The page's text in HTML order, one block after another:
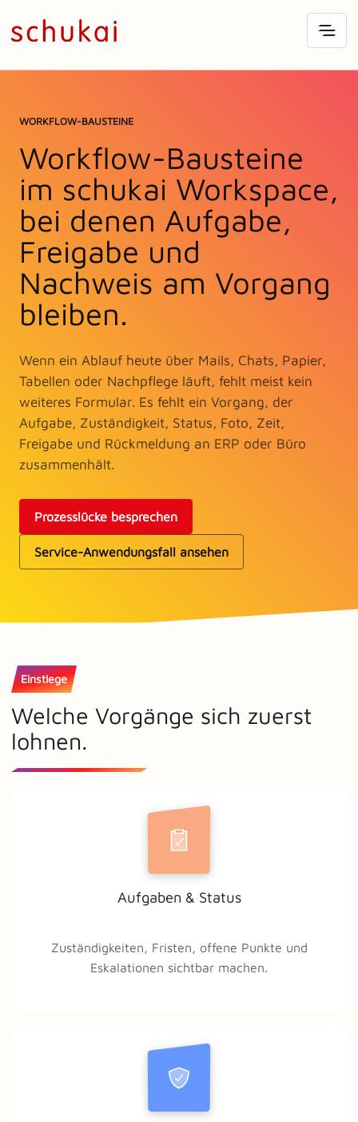
WORKFLOW-BAUSTEINE
Workflow-Bausteine
im schukai Workspace,
bei denen Aufgabe,
Freigabe und
Nachweis am Vorgang
bleiben.
Wenn ein Ablauf heute über Mails, Chats, Papier,
Tabellen oder Nachpflege läuft, fehlt meist kein
weiteres Formular. Es fehlt ein Vorgang, der
Aufgabe, Zuständigkeit, Status, Foto, Zeit,
Freigabe und Rückmeldung an ERP oder Büro
zusammenhält.
Prozesslücke besprechen
Service-Anwendungsfall ansehen
Einstiege
Welche Vorgänge sich zuerst
lohnen.
Aufgaben & Status
Zuständigkeiten, Fristen, offene Punkte und
Eskalationen sichtbar machen.